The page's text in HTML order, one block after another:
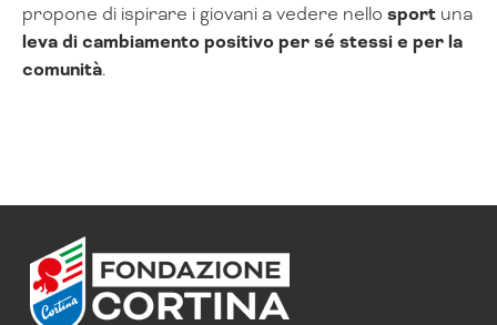
propone di ispirare i giovani a vedere nello sport una
leva di cambiamento positivo per sé stessi e per la
comunità.